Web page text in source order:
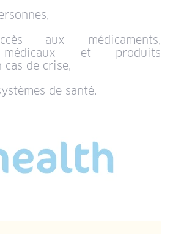
aux médicaments,
et produits
cas de crise,
de santé.